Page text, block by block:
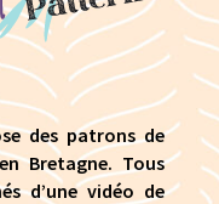
des patrons de
Bretagne. Tous
d’une vidéo de